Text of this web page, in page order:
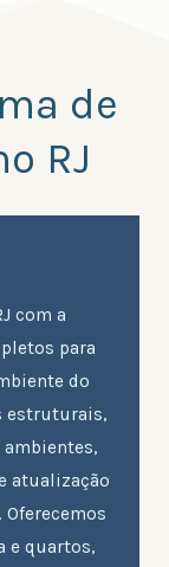
de
RJ
com a
para
do
estruturais,
atualização
e quartos,